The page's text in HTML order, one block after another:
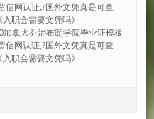
网认证,?国外文凭真是可查
职会需要文凭吗》
拿大乔治布朗学院毕业证模板
网认证,?国外文凭真是可查
职会需要文凭吗》